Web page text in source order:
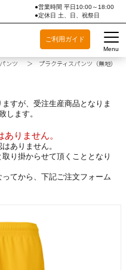
●営業時間 平日10:00～18:00
●定休日 土、日、祝祭日
ご利用ガイド
Menu
ンツ プラクティスパンツ（無地）
すが、受注生産商品となりま
します。
りません。
ありません。
り掛からせて頂くこととなり
てから、下記ご注文フォーム